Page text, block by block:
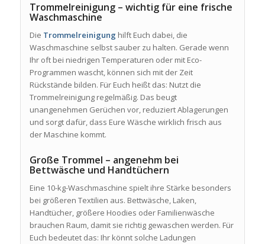
Trommelreinigung – wichtig für eine frische
Waschmaschine
Die Trommelreinigung hilft Euch dabei, die
Waschmaschine selbst sauber zu halten. Gerade wenn
Ihr oft bei niedrigen Temperaturen oder mit Eco-
Programmen wascht, können sich mit der Zeit
Rückstände bilden. Für Euch heißt das: Nutzt die
Trommelreinigung regelmäßig. Das beugt
unangenehmen Gerüchen vor, reduziert Ablagerungen
und sorgt dafür, dass Eure Wäsche wirklich frisch aus
der Maschine kommt.
Große Trommel – angenehm bei
Bettwäsche und Handtüchern
Eine 10-kg-Waschmaschine spielt ihre Stärke besonders
bei größeren Textilien aus. Bettwäsche, Laken,
Handtücher, größere Hoodies oder Familienwäsche
brauchen Raum, damit sie richtig gewaschen werden. Für
Euch bedeutet das: Ihr könnt solche Ladungen